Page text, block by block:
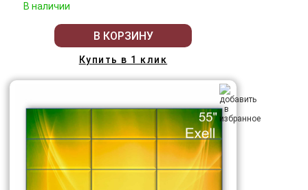
В наличии
В КОРЗИНУ
Купить в 1 клик